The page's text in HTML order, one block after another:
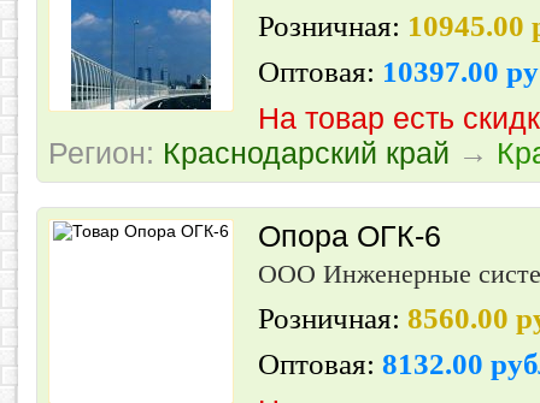
Розничная: 10945.00
Оптовая: 10397.00
На товар есть
Регион: Краснодарский край →
Опора ОГК-6
ООО Инженерные
Розничная: 8560.00
Оптовая: 8132.00